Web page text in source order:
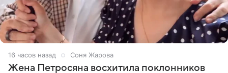
16 часов назад Соня Жарова
Жена Петросяна восхитила поклонников